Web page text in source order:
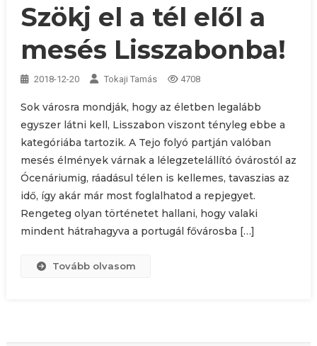
Szökj el a tél elől a
mesés Lisszabonba!
2018-12-20 Tokaji Tamás 4708
Sok városra mondják, hogy az életben legalább
egyszer látni kell, Lisszabon viszont tényleg ebbe a
kategóriába tartozik. A Tejo folyó partján valóban
mesés élmények várnak a lélegzetelállító óvárostól az
Ócenáriumig, ráadásul télen is kellemes, tavaszias az
idő, így akár már most foglalhatod a repjegyet.
Rengeteg olyan történetet hallani, hogy valaki
mindent hátrahagyva a portugál fővárosba […]
Tovább olvasom